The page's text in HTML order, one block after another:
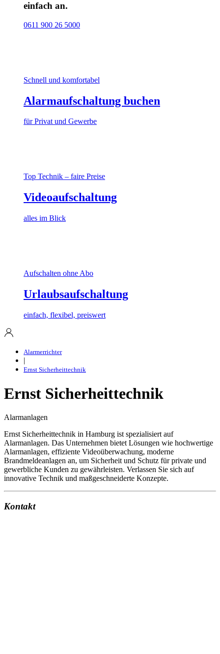
einfach an.
0611 900 26 5000
Schnell und komfortabel
Alarmaufschaltung buchen
für Privat und Gewerbe
Top Technik – faire Preise
Videoaufschaltung
alles im Blick
Aufschalten ohne Abo
Urlaubsaufschaltung
einfach, flexibel, preiswert
Alarmerrichter
|
Ernst Sicherheittechnik
Ernst Sicherheittechnik
Alarmanlagen
Ernst Sicherheittechnik in Hamburg ist spezialisiert auf
Alarmanlagen. Das Unternehmen bietet Lösungen wie hochwertige
Alarmanlagen, effiziente Videoüberwachung, moderne
Brandmeldeanlagen an, um Sicherheit und Schutz für private und
gewerbliche Kunden zu gewährleisten. Verlassen Sie sich auf
innovative Technik und maßgeschneiderte Konzepte.
Kontakt